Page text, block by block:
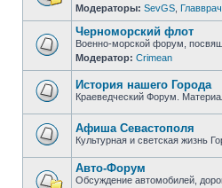
Нет
непрочитанных
сообщений
Модераторы: SevGS Главврач
Нет
непрочитанных
сообщений
Черноморский флот
Военно-морской форум,
Модератор: Crimean
непрочитанных
сообщений
История нашего Города
Краеведческий Форум.
непрочитанных
сообщений
Афиша Севастополя
Культурная и светская жизнь
Авто-Форум
Обсуждение автомобилей,